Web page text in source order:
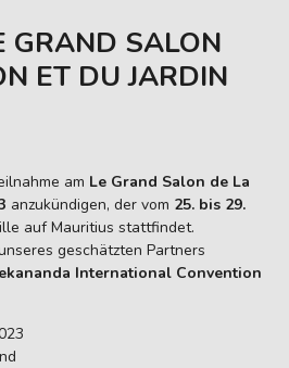
GRAND SALON
ET DU JARDIN
am Le Grand Salon de La
anzukündigen, der vom 25. bis 29.
auf Mauritius stattfindet.
geschätzten Partners
International Convention